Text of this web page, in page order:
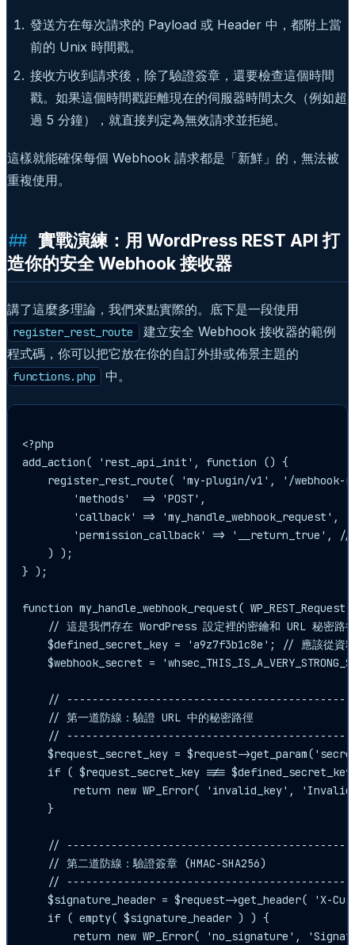
發送方在每次請求的 Payload 或 Header 中，都附上當
前的 Unix 時間戳。
接收方收到請求後，除了驗證簽章，還要檢查這個時間
戳。如果這個時間戳距離現在的伺服器時間太久（例如超
過 5 分鐘），就直接判定為無效請求並拒絕。
這樣就能確保每個 Webhook 請求都是「新鮮」的，無法被
重複使用。
實戰演練：用 WordPress REST API 打
造你的安全 Webhook 接收器
講了這麼多理論，我們來點實際的。底下是一段使用
register_rest_route
建立安全 Webhook 接收器的範例
程式碼，你可以把它放在你的自訂外掛或佈景主題的
functions.php 中。
<?php
add_action( 'rest_api_init', function () {
register_rest_route( 'my-plugin/v1', '/
        'methods'  => 'POST',
        'callback' => 'my_handle_webhook_request',
'permission_callback' => '__return_true', //
    ) );
} );
function my_handle_webhook_request(
// 這是我們存在 WordPress 設定裡的密鑰和 URL 秘密路
$defined_secret_key = 'a9z7f3b1c8e'; // 應該從資料
$webhook_secret =
//
    // 第一道防線：驗證 URL 中的秘密路徑
//
$request_secret_key = $request-
if ( $request_secret_key !== $defined_secret_key
return new WP_Error( 'invalid_key',
    }
//
    // 第二道防線：驗證簽章 (HMAC-SHA256)
//
$signature_header = $request->get_header( 'X-
    if ( empty( $signature_header ) ) {
return new WP_Error( 'no_signature',